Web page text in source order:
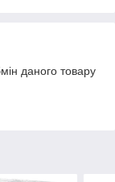
даного товару